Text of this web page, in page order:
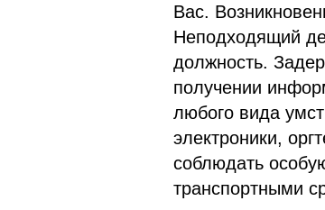
Вас.
Неподходящий
должность.
получении
любого вида
электроники,
соблюдать
транспортными